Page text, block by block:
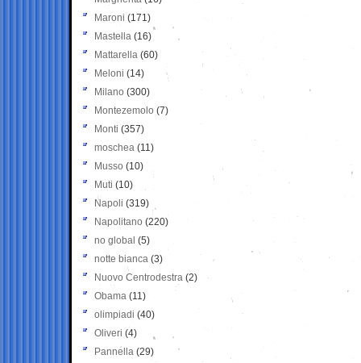
Maroni (171)
Mastella (16)
Mattarella (60)
Meloni (14)
Milano (300)
Montezemolo (7)
Monti (357)
moschea (11)
Musso (10)
Muti (10)
Napoli (319)
Napolitano (220)
no global (5)
notte bianca (3)
Nuovo Centrodestra (2)
Obama (11)
olimpiadi (40)
Oliveri (4)
Pannella (29)